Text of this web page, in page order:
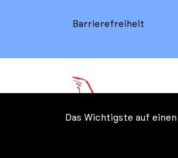
Barrierefreiheit
Das Wichtigste auf